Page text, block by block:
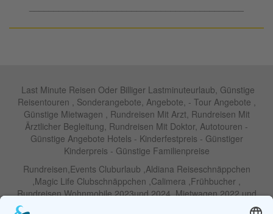
Last Minute Reisen Oder Billiger Lastminuteurlaub, Günstige
Reisentouren , Sonderangebote, Angebote, - Tour Angebote ,
Günstige Mietwagen , Rundreisen Mit Arzt, Rundreisen Mit
Ärztlicher Begleitung, Rundreisen Mit Doktor, Autotouren -
Günstige Angebote Hotels - Kinderfestpreis - Günstiger
Kinderpreis - Günstige Familienpreise
Rundreisen,Events Cluburlaub ,Aldiana Reiseschnäppchen
,Magic Life Clubschnäppchen ,Calimera ,Frühbucher ,
Rundreisen Wohnmobile 2023und 2024 ,Mietwagen 2022 und